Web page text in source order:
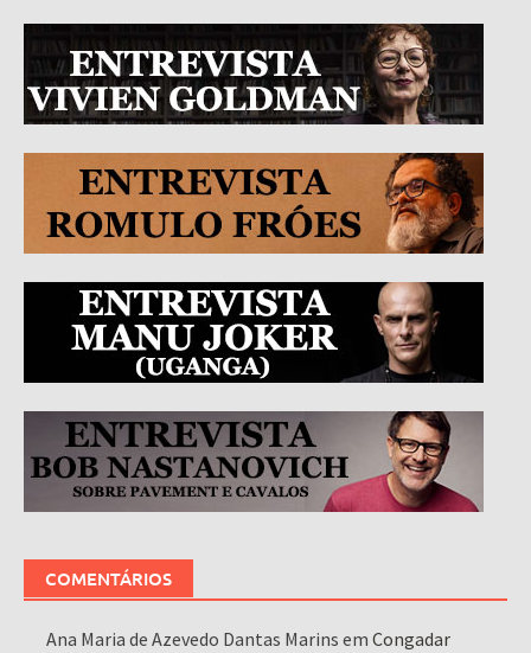
COMENTÁRIOS
Ana Maria de Azevedo Dantas Marins emCongadar